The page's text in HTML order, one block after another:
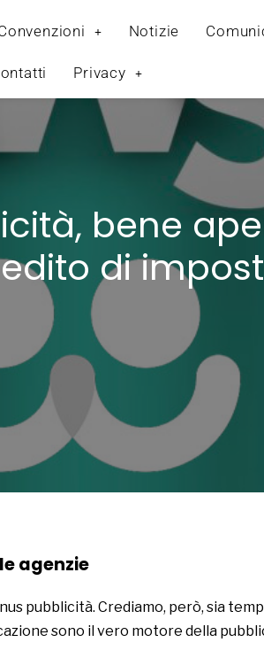
Notizie
Privacy
bene
di
agenzie
pubblicità. Crediamo, però, sia
sono il vero motore della